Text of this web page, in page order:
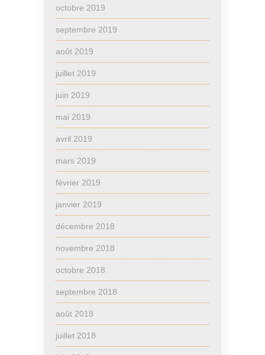
octobre 2019
septembre 2019
août 2019
juillet 2019
juin 2019
mai 2019
avril 2019
mars 2019
février 2019
janvier 2019
décembre 2018
novembre 2018
octobre 2018
septembre 2018
août 2018
juillet 2018